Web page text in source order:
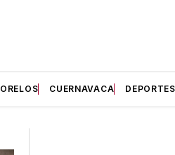
CUERNAVACA DEPORTES